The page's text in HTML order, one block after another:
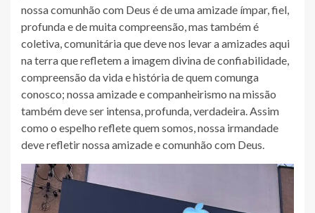
nossa comunhão com Deus é de uma amizade ímpar, fiel,
profunda e de muita compreensão, mas também é
coletiva, comunitária que deve nos levar a amizades aqui
na terra que refletem a imagem divina de confiabilidade,
compreensão da vida e história de quem comunga
conosco; nossa amizade e companheirismo na missão
também deve ser intensa, profunda, verdadeira. Assim
como o espelho reflete quem somos, nossa irmandade
deve refletir nossa amizade e comunhão com Deus.